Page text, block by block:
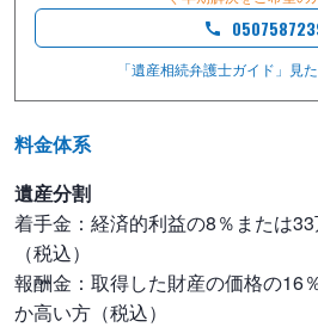
香川県にある刑事事件の名門である小
のノウハウを学び、民事事件、家事事
を多数積んできました。
どんな方でも相談をしやすく、親切・丁
立したい、そのような両弁護士の想いが
こととなりました。
「遺産相続弁護士ガイド」見
料金体系
遺産分割
着手金：経済的利益の8％または
（税込）
報酬金：取得した財産の価格の16
か高い方（税込）